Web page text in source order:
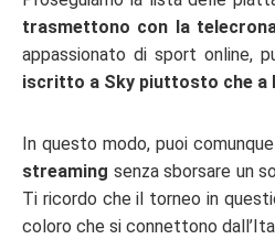
trasmettono con la
appassionato di sport online,
iscritto a Sky piuttosto che a
In questo modo, puoi comunque
streaming senza sborsare un
Ti ricordo che il torneo in
coloro che si connettono